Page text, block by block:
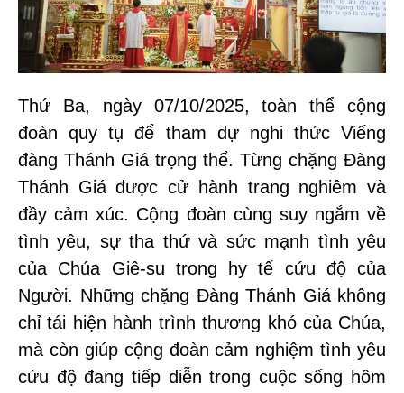
Thứ Ba, ngày 07/10/2025, toàn thể cộng
đoàn quy tụ để tham dự nghi thức Viếng
đàng Thánh Giá trọng thể. Từng chặng Đàng
Thánh Giá được cử hành trang nghiêm và
đầy cảm xúc. Cộng đoàn cùng suy ngắm về
tình yêu, sự tha thứ và sức mạnh tình yêu
của Chúa Giê-su trong hy tế cứu độ của
Người. Những chặng Đàng Thánh Giá không
chỉ tái hiện hành trình thương khó của Chúa,
mà còn giúp cộng đoàn cảm nghiệm tình yêu
cứu độ đang tiếp diễn trong cuộc sống hôm